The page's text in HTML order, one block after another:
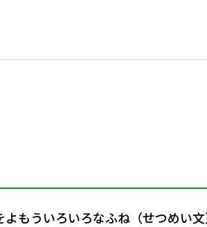
もういろいろなふね（せつめい文